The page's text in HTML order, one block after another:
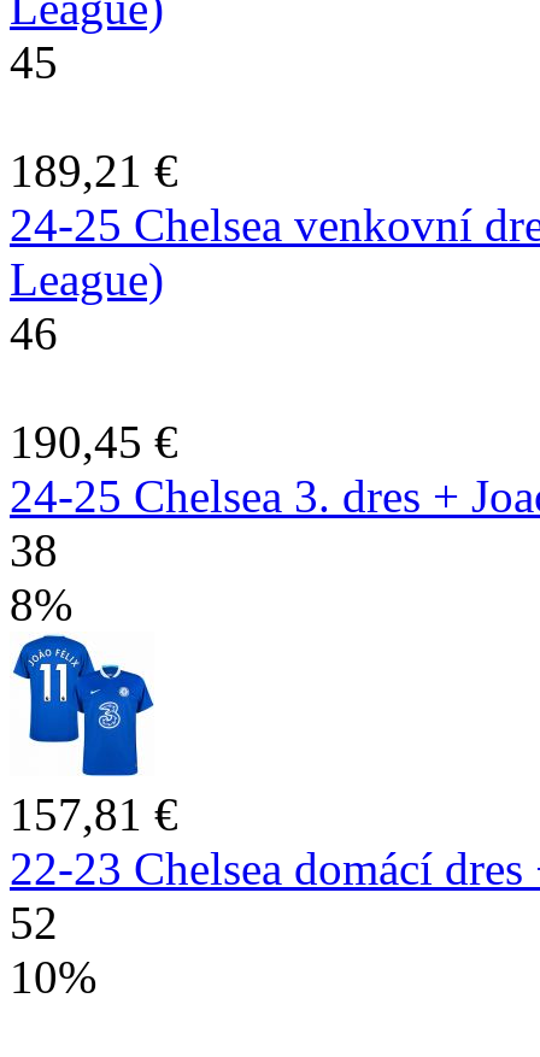
45
189,21 €
24-25 Chelsea venkovní
League)
46
190,45 €
24-25 Chelsea 3. dres +
38
8%
157,81 €
22-23 Chelsea domácí
52
10%